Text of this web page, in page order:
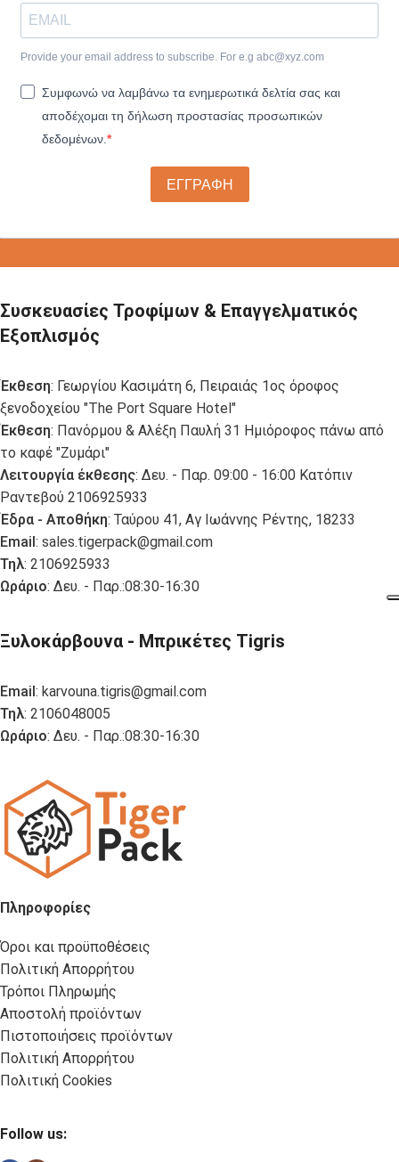
Provide your email address to subscribe. For e.g abc@xyz.com
Συμφωνώ να λαμβάνω τα ενημερωτικά δελτία σας και
αποδέχομαι τη δήλωση προστασίας προσωπικών
δεδομένων.
ΕΓΓΡΑΦΗ
Συσκευασίες Τροφίμων & Επαγγελματικός
Εξοπλισμός
Έκθεση: Γεωργίου Κασιμάτη 6, Πειραιάς 1ος όροφος
ξενοδοχείου "The Port Square Hotel"
Έκθεση: Πανόρμου & Αλέξη Παυλή 31 Ημιόροφος πάνω από
το καφέ "Ζυμάρι"
Λειτουργία έκθεσης: Δευ. - Παρ. 09:00 - 16:00 Κατόπιν
Ραντεβού 2106925933
Έδρα - Αποθήκη: Ταύρου 41, Αγ Ιωάννης Ρέντης, 18233
Email : sales.tigerpack@gmail.com
Τηλ: 2106925933
Ωράριο: Δευ. - Παρ.:08:30-16:30
Ξυλοκάρβουνα - Μπρικέτες Tigris
Email : karvouna.tigris@gmail.com
Τηλ: 2106048005
Ωράριο: Δευ. - Παρ.:08:30-16:30
Πληροφορίες
Όροι και προϋποθέσεις
Πολιτική Απορρήτου
Τρόποι Πληρωμής
Αποστολή προϊόντων
Πιστοποιήσεις προϊόντων
Πολιτική Απορρήτου
Πολιτική Cookies
Follow us: